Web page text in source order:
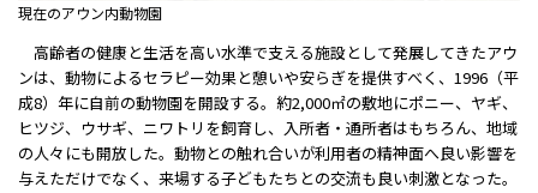
現在のアウン内動物園
高齢者の健康と生活を高い水準で支える施設として発展してきたアウ
ンは、動物によるセラピー効果と憩いや安らぎを提供すべく、1996（平
成8）年に自前の動物園を開設する。約2,000㎡の敷地にポニー、ヤギ、
ヒツジ、ウサギ、ニワトリを飼育し、入所者・通所者はもちろん、地域
の人々にも開放した。動物との触れ合いが利用者の精神面へ良い影響を
与えただけでなく、来場する子どもたちとの交流も良い刺激となった。